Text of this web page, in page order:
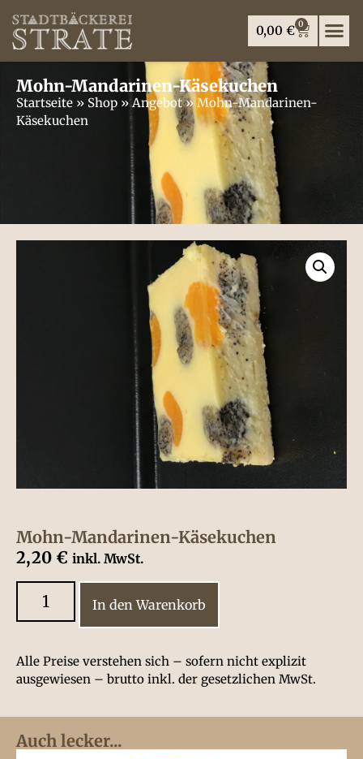
0,00 € 0
Mohn-Mandarinen-Käsekuchen
Startseite » Shop »Angebot» Mohn-Mandarinen-
Käsekuchen
Mohn-Mandarinen-Käsekuchen
2,20 € inkl. MwSt.
In den Warenkorb
Alle Preise verstehen sich – sofern nicht explizit
ausgewiesen – brutto inkl. der gesetzlichen MwSt.
Auch lecker...